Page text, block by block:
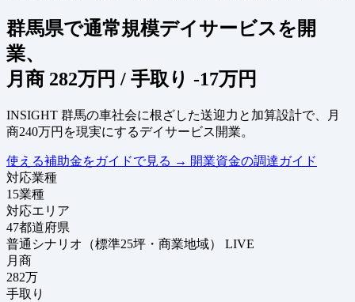
群馬県で通常規模デイサービスを開
業、
月商 282万円 / 手取り -17万円
INSIGHT 群馬の車社会に根ざした送迎力と加算設計で、月
商240万円を現実にするデイサービス開業。
使える補助金をガイドで見る → 開業資金の調達ガイド
対応業種
15業種
対応エリア
47都道府県
普通シナリオ（標準25坪・商業地域）
LIVE
月商
282万
手取り